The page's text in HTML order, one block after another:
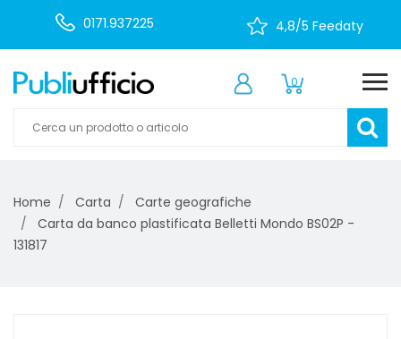
0171.937225 4,8/5 Feedaty
0
Home Carta
Carte geografiche
Carta da banco plastificata Belletti Mondo BS02P -
131817